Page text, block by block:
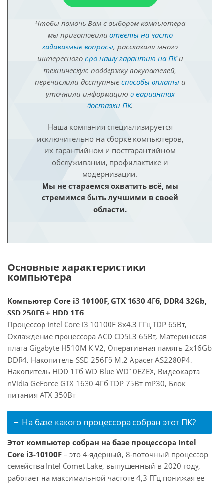
Чтобы помочь Вам с выбором компьютера
мы приготовили ответы на часто
задаваемые вопросы, рассказали много
интересного про нашу гарантию на ПКи
техническую поддержку покупателей,
перечислили доступные способы оплатыи
уточнили информацию о вариантах
доставки ПК.
Наша компания специализируется
исключительно на сборке компьютеров,
их гарантийном и постгарантийном
обслуживании, профилактике и
модернизации.
Мы не стараемся охватить всё, мы
стремимся быть лучшими в своей
области.
Основные характеристики
компьютера
Компьютер Core i3 10100F, GTX 1630 4Гб, DDR4 32Gb,
SSD 250Гб + HDD 1Тб
Процессор Intel Core i3 10100F 8x4.3 ГГц TDP 65Вт,
Охлаждение процессора ACD CD5L3 65Вт, Материнская
плата Gigabyte H510M K V2, Оперативная память 2x16Gb
DDR4, Накопитель SSD 256Гб M.2 Apacer AS2280P4,
Накопитель HDD 1Тб WD Blue WD10EZEX, Видеокарта
nVidia GeForce GTX 1630 4Гб TDP 75Вт mP30, Блок
питания ATX 350Вт
На базе какого процессора собран этот ПК?
Этот компьютер собран на базе процессора Intel
Core i3-10100F – это 4-ядерный, 8-поточный процессор
семейства Intel Comet Lake, выпущенный в 2020 году,
работает на максимальной частоте 4,3 ГГц понижая ее